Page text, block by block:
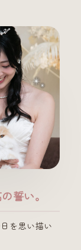
誓い。
を思い描い